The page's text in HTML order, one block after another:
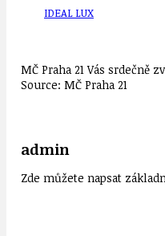
IDEAL LUX
MČ Praha 21 Vás srdečně
Source: MČ Praha 21
admin
Zde můžete napsat